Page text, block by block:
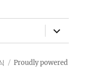
expand
child
menu
Proudly powered